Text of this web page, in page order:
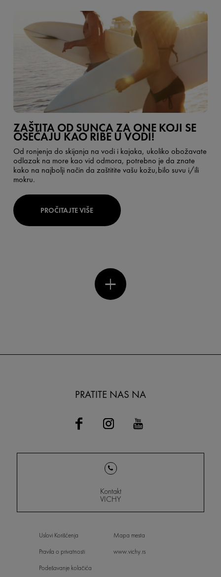
ZAŠTITA OD SUNCA ZA ONE KOJI SE
OSEĆAJU KAO RIBE U VODI!
Od ronjenja do skijanja na vodi i kajaka, ukoliko obožavate
odlazak na more kao vid odmora, potrebno je da znate
kako na najbolji način da zaštitite vašu kožu,bilo suvu i/ili
mokru.
PROČITAJTE VIŠE
PRATITE NAS NA
Kontakt
VICHY
Uslovi Korišćenja
Pravila o privatnosti
Podešavanje kolačića
Mapa mesta
www.vichy.rs